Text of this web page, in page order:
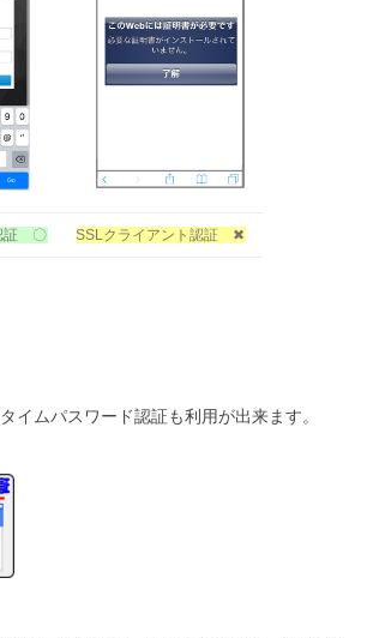
証 〇 SSLクライアント認証 ✖
イムパスワード認証も利用が出来ます。